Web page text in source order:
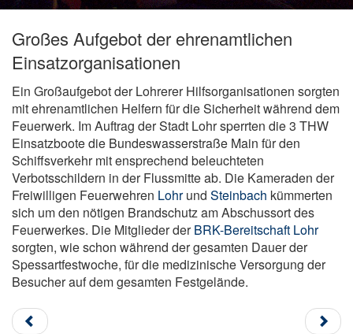
Großes Aufgebot der ehrenamtlichen
Einsatzorganisationen
Ein Großaufgebot der Lohrerer Hilfsorganisationen sorgten
mit ehrenamtlichen Helfern für die Sicherheit während dem
Feuerwerk. Im Auftrag der Stadt Lohr sperrten die 3 THW
Einsatzboote die Bundeswasserstraße Main für den
Schiffsverkehr mit ensprechend beleuchteten
Verbotsschildern in der Flussmitte ab. Die Kameraden der
Freiwilligen Feuerwehren Lohrund Steinbach kümmerten
sich um den nötigen Brandschutz am Abschussort des
Feuerwerkes. Die Mitglieder derBRK-Bereitschaft Lohr
sorgten, wie schon während der gesamten Dauer der
Spessartfestwoche, für die medizinische Versorgung der
Besucher auf dem gesamten Festgelände.